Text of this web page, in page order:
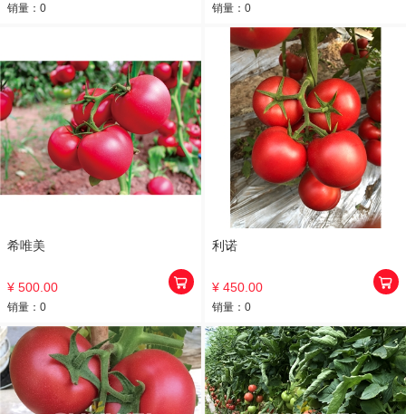
销量： 0 销量： 0
希唯美
¥ 500.00
销量： 0
利诺
¥ 450.00
销量： 0